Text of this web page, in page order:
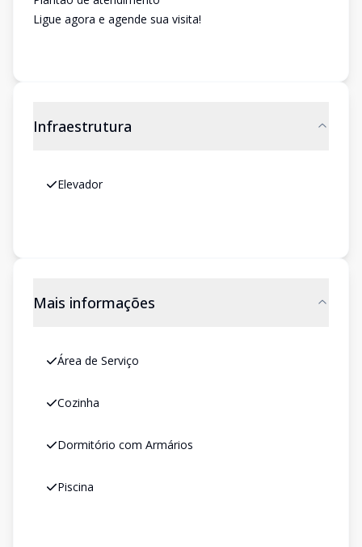
Ligue agora e agende sua visita!
Infraestrutura
Elevador
Mais informações
Área de Serviço
Cozinha
Dormitório com Armários
Piscina